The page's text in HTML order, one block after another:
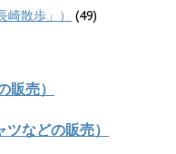
散歩」）
(49)
販売）
などの販売）